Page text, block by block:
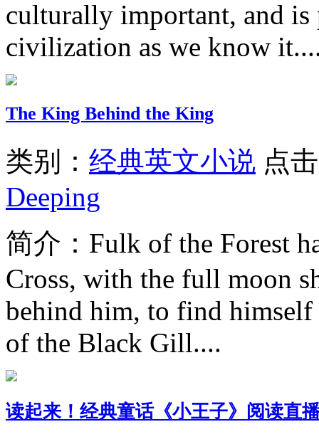
culturally important, and is
civilization as we know
The King Behind the King
类别： 经典英文小说 点
Deeping
简介： Fulk of the Forest
Cross, with the full moon
behind him, to find himself
of the Black Gill....
读起来！经典童话《小王子》阅读直